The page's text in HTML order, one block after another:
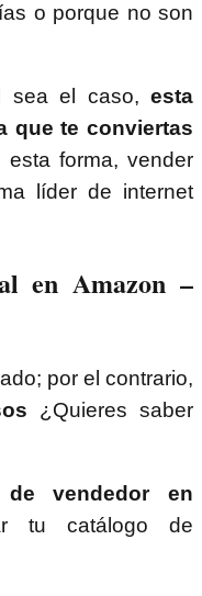
o porque no son
sea el caso, esta
que te conviertas
forma, vender
líder de internet
en Amazon –
por el contrario,
¿Quieres saber
de vendedor en
tu catálogo de